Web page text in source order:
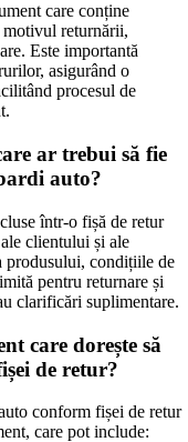
care conține
motivul returnării,
Este importantă
asigurând o
procesul de
ar trebui să fie
auto?
într-o fișă de retur
clientului și ale
produsului, condițiile de
pentru returnare și
clarificări suplimentare.
care dorește să
de retur?
conform fișei de retur
care pot include: